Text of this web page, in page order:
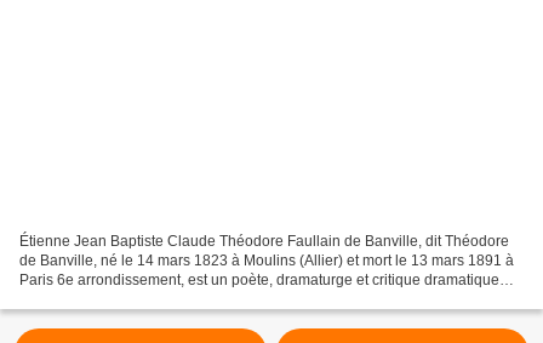
Étienne Jean Baptiste Claude Théodore Faullain de Banville, dit Théodore
de Banville, né le 14 mars 1823 à Moulins (Allier) et mort le 13 mars 1891 à
Paris 6e arrondissement, est un poète, dramaturge et critique dramatique